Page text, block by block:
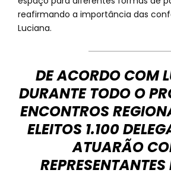
reafirmando a importância das
Luciana.
DE ACORDO COM
DURANTE TODO O
ENCONTROS
ELEITOS 1.100
ATUARÃO
REPRESENTANTES